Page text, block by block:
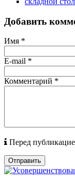
Добавить
Имя *
E-mail *
Комментарий *
Перед
Отправить